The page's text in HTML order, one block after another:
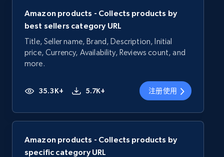
Amazon products - Collects products by
best sellers category URL
Title, Seller name, Brand, Description, Initial
price, Currency, Availability, Reviews count, and
more.
35.3K+ 5.7K+ 注册使用
Amazon products - Collects products by
specific category URL